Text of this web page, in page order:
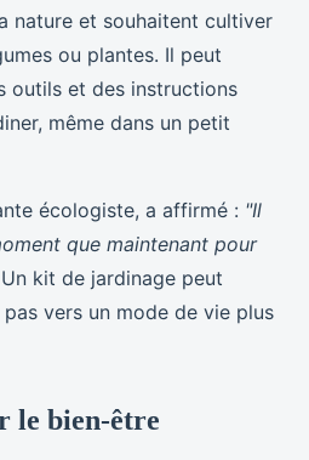
nature et souhaitent cultiver
ou plantes. Il peut
outils et des instructions
même dans un petit
écologiste, a affirmé : "Il
que maintenant pour
kit de jardinage peut
vers un mode de vie plus
le bien-être